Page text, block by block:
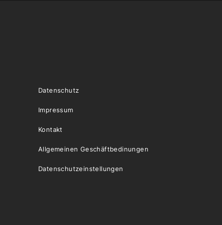
Datenschutz
Impressum
Kontakt
Allgemeinen Geschäftbedinungen
Datenschutzeinstellungen